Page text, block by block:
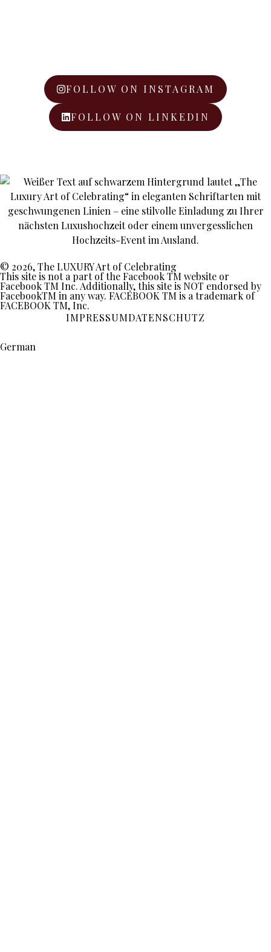
FOLLOW ON INSTAGRAM
FOLLOW ON LINKEDIN
© 2026, The LUXURY Art of Celebrating
This site is not a part of the Facebook TM website or
Facebook TM Inc. Additionally, this site is NOT endorsed by
FacebookTM in any way. FACEBOOK TM is a trademark of
FACEBOOK TM, Inc.
IMPRESSUMDATENSCHUTZ
German